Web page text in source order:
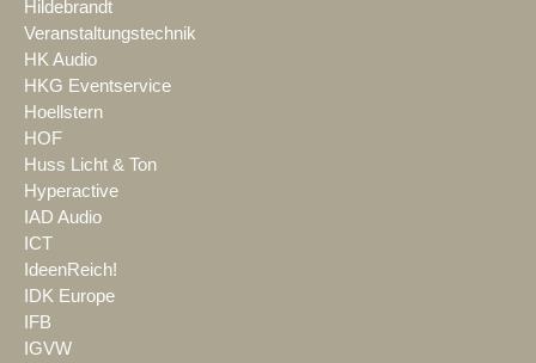
Hildebrandt
Veranstaltungstechnik
HK Audio
HKG Eventservice
Hoellstern
HOF
Huss Licht & Ton
Hyperactive
IAD Audio
ICT
IdeenReich!
IDK Europe
IFB
IGVW